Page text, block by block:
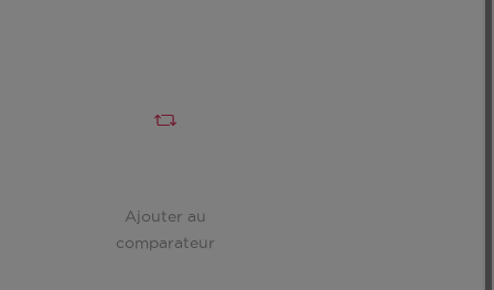
Ajouter au
comparateur